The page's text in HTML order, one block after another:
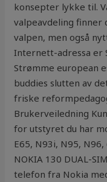
konsepter lykke til.
valpeavdeling finner
valpen, men også
Internett-adressa er
Strømme european
buddies slutten av
friske
Brukerveiledning
for utstyret du har
E65, N93i, N95,
NOKIA 130 DUAL-
telefon fra Nokia